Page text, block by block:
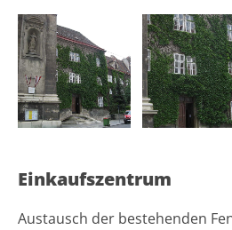
Einkaufszentrum
Austausch der bestehenden